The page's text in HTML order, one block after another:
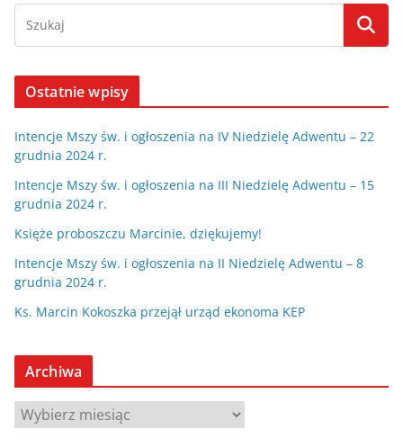
Ostatnie wpisy
Intencje Mszy św. i ogłoszenia na IV Niedzielę Adwentu – 22
grudnia 2024 r.
Intencje Mszy św. i ogłoszenia na III Niedzielę Adwentu – 15
grudnia 2024 r.
Księże proboszczu Marcinie, dziękujemy!
Intencje Mszy św. i ogłoszenia na II Niedzielę Adwentu – 8
grudnia 2024 r.
Ks. Marcin Kokoszka przejął urząd ekonoma KEP
Archiwa
A